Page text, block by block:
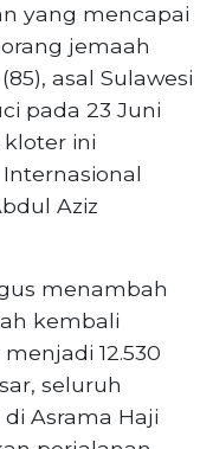
yang mencapai
jemaah
asal Sulawesi
pada 23 Juni
ini
Aziz
menambah
kembali
12.530
seluruh
Asrama Haji